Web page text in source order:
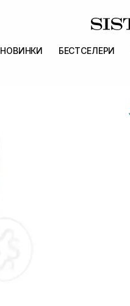
НОВИНКИ БЕСТСЕЛЕРИ